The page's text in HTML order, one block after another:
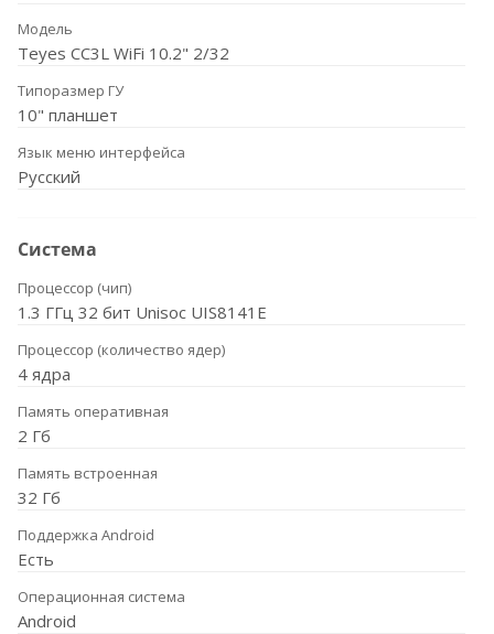
Модель
Teyes CC3L WiFi 10.2" 2/32
Типоразмер ГУ
10" планшет
Язык меню интерфейса
Русский
Система
Процессор (чип)
1.3 ГГц 32 бит Unisoc UIS8141E
Процессор (количество ядер)
4 ядра
Память оперативная
2 Гб
Память встроенная
32 Гб
Поддержка Android
Есть
Операционная система
Android